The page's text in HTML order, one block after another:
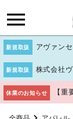
新規取扱 アヴァン
新規取扱 株式会社
休業のお知らせ 【